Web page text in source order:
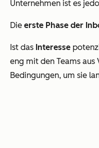
Unternehmen ist es
Die erste Phase der
Ist das Interesse
eng mit den Teams
Bedingungen, um sie